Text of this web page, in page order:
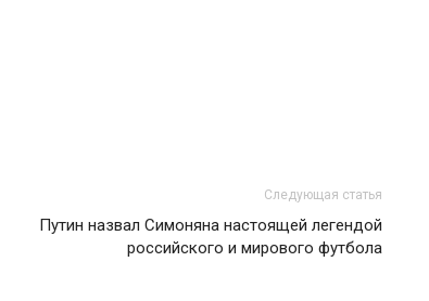
Следующая статья
Путин назвал Симоняна настоящей легендой
российского и мирового футбола